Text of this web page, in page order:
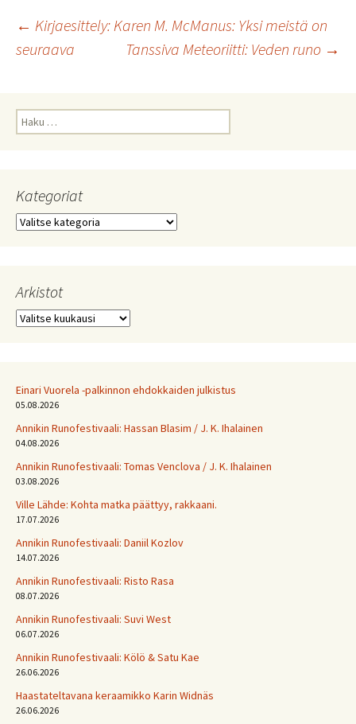
Artikkelien
selaus
← Kirjaesittely: Karen M. McManus: Yksi meistä on
seuraava
Tanssiva Meteoriitti: Veden runo →
Haku:
Kategoriat
Kategoriat
Arkistot
Arkistot
Einari Vuorela -palkinnon ehdokkaiden julkistus
05.08.2026
Annikin Runofestivaali: Has­san Bla­sim / J. K. Ihalainen
04.08.2026
Annikin Runofestivaali: Tomas Venclova / J. K. Ihalainen
03.08.2026
Ville Lähde: Kohta matka päättyy, rakkaani.
17.07.2026
Annikin Runofestivaali: Daniil Kozlov
14.07.2026
Annikin Runofestivaali: Risto Rasa
08.07.2026
Annikin Runofestivaali: Suvi West
06.07.2026
Annikin Runofestivaali: Kölö & Satu Kae
26.06.2026
Haastateltavana keraamikko Karin Widnäs
26.06.2026